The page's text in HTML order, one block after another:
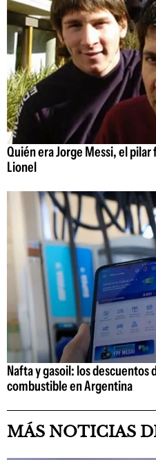
Quién era Jorge Messi, el
Lionel
Nafta y gasoil: los descuentos
combustible en Argentina
MÁS NOTICIAS